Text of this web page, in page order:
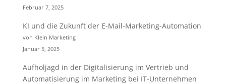
Februar 7, 2025
KI und die Zukunft der E-Mail-Marketing-Automation
von Klein Marketing
Januar 5, 2025
Aufholjagd in der Digitalisierung im Vertrieb und
Automatisierung im Marketing bei IT-Unternehmen